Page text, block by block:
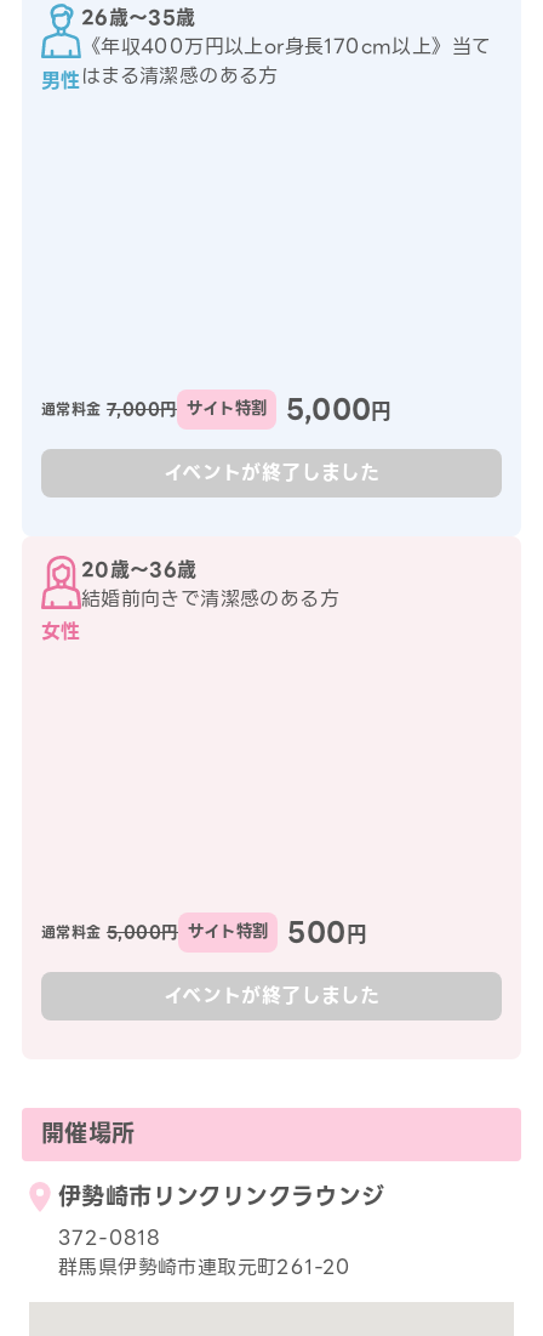
男性
26歳〜35歳
《年収400万円以上or身長170cm以上》当て
はまる清潔感のある方
通常料金 7,000円 サイト特割 5,000円
イベントが終了しました
女性
20歳〜36歳
結婚前向きで清潔感のある方
通常料金 5,000円 サイト特割 500円
イベントが終了しました
開催場所
伊勢崎市リンクリンクラウンジ
372-0818
群馬県伊勢崎市連取元町261-20